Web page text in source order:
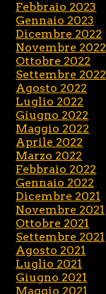
Febbraio 2023
Gennaio 2023
Dicembre 2022
Novembre 2022
Ottobre 2022
Settembre 2022
Agosto 2022
Luglio 2022
Giugno 2022
Maggio 2022
Aprile 2022
Marzo 2022
Febbraio 2022
Gennaio 2022
Dicembre 2021
Novembre 2021
Ottobre 2021
Settembre 2021
Agosto 2021
Luglio 2021
Giugno 2021
Maggio 2021